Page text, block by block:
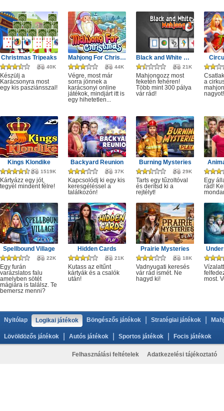
Christmas Tripeaks
40K
Készülj a
Karácsonyra most
egy kis pasziánsszal!
Mahjong For Christmas
44K
Végre, most már
sorra jönnek a
karácsonyi online
játékok, mindjárt itt is
egy hihetetlen...
Black and White Mahjong 3
21K
Mahjongozz most
feketén fehéren!
Több mint 300 pálya
vár rád!
a
nagyot!
Kings Klondike
1519K
Kártyázz egy jót,
tegyél mindent félre!
Backyard Reunion
37K
Kapcsolódj ki egy kis
keresgéléssel a
találkozón!
Burning Mysteries
29K
Tarts egy tűzoltóval
és derítsd ki a
rejtélyt!
Egy
rád!
Spellbound Village
22K
Egy furán
varázslatos falu
amelyben sötét
mágiára is találsz. Te
bemersz menni?
Hidden Cards
21K
Kutass az eltűnt
kártyák és a csalók
után!
Prairie Mysteries
18K
Vadnyugati keresés
vár rád ismét. Ne
hagyd ki!
most.
Nyitólap Logikai játékok Böngészős játékok Stratégiai játékok
Lövöldözős játékok Autós játékok Sportos játékok Focis játékok
Felhasználási feltételek Adatkezelési tájékoztató